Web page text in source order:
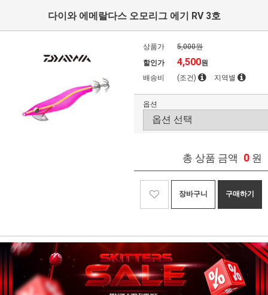
다이와 에메랄다스 오모리그 에기 RV 3호
상품가
5,000원
할인가
4,500원
배송비
(조건) 지역별
옵션
총 상품 금액 0 원
장바구니 구매하기